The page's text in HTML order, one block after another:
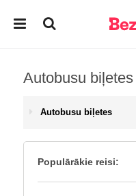
Autobusu biļetes
Autobusu biļetes
Populārākie reisi: